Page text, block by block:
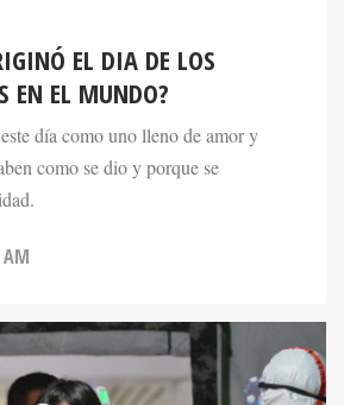
EL DIA DE LOS
EN EL MUNDO?
día como uno lleno de amor y
como se dio y porque se
AM